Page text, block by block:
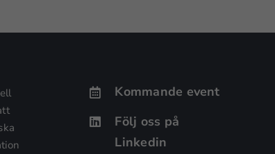
Kommande event
Följ oss på
Linkedin